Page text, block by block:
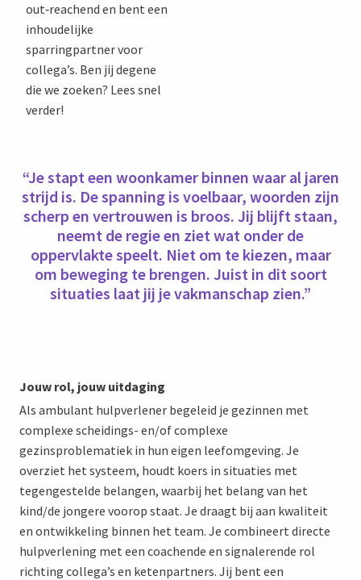
out‑reachend en bent een
inhoudelijke
sparringpartner voor
collega’s. Ben jij degene
die we zoeken? Lees snel
verder!
“Je stapt een woonkamer binnen waar al jaren
strijd is. De spanning is voelbaar, woorden zijn
scherp en vertrouwen is broos. Jij blijft staan,
neemt de regie en ziet wat onder de
oppervlakte speelt. Niet om te kiezen, maar
om beweging te brengen. Juist in dit soort
situaties laat jij je vakmanschap zien.”
Jouw rol, jouw uitdaging
Als ambulant hulpverlener begeleid je gezinnen met
complexe scheidings- en/of complexe
gezinsproblematiek in hun eigen leefomgeving. Je
overziet het systeem, houdt koers in situaties met
tegengestelde belangen, waarbij het belang van het
kind/de jongere voorop staat. Je draagt bij aan kwaliteit
en ontwikkeling binnen het team. Je combineert directe
hulpverlening met een coachende en signalerende rol
richting collega’s en ketenpartners. Jij bent een